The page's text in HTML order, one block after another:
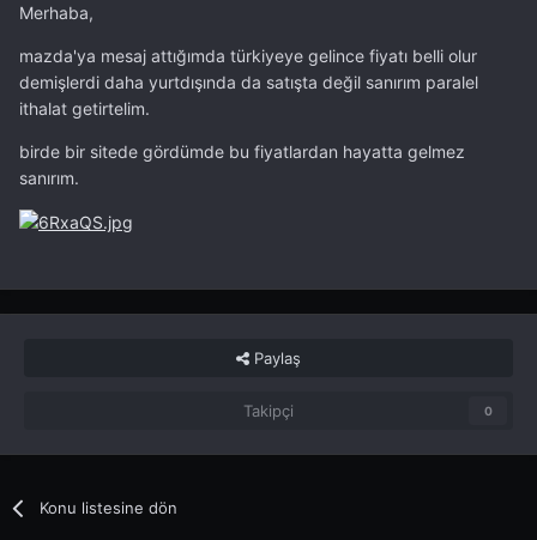
Merhaba,
mazda'ya mesaj attığımda türkiyeye gelince fiyatı belli olur
demişlerdi daha yurtdışında da satışta değil sanırım paralel
ithalat getirtelim.
birde bir sitede gördümde bu fiyatlardan hayatta gelmez
sanırım.
Paylaş
Takipçi 0
Konu listesine dön